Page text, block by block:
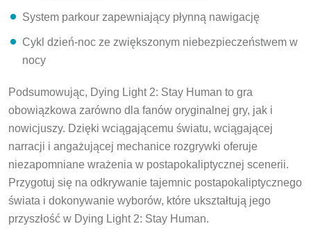
System parkour zapewniający płynną nawigację
Cykl dzień-noc ze zwiększonym niebezpieczeństwem w
nocy
Podsumowując, Dying Light 2: Stay Human to gra
obowiązkowa zarówno dla fanów oryginalnej gry, jak i
nowicjuszy. Dzięki wciągającemu światu, wciągającej
narracji i angażującej mechanice rozgrywki oferuje
niezapomniane wrażenia w postapokaliptycznej scenerii.
Przygotuj się na odkrywanie tajemnic postapokaliptycznego
świata i dokonywanie wyborów, które ukształtują jego
przyszłość w Dying Light 2: Stay Human.